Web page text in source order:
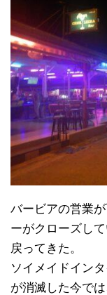
バービアの営業
ーがクローズし
戻ってきた。
ソイメイドイン
が消滅した今で